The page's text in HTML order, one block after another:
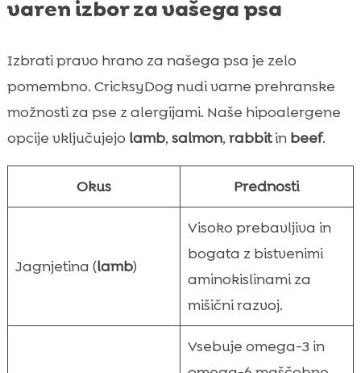
varen izbor za vašega psa
Izbrati pravo hrano za našega psa je zelo
pomembno. CricksyDog nudi varne prehranske
možnosti za pse z alergijami. Naše hipoalergene
opcije vključujejo lamb, salmon, rabbitin beef.
Okus Prednosti
Jagnjetina (lamb)
Visoko prebavljiva in
bogata z bistvenimi
aminokislinami za
mišični razvoj.
Vsebuje omega-3 in